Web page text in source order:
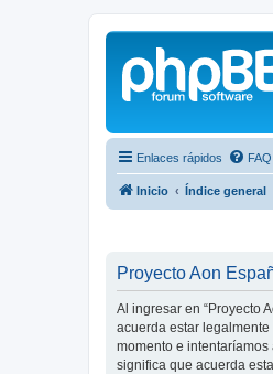
Enlaces rápidos FAQ
Inicio Índice general
Proyecto Aon
Al ingresar en “Proyecto
acuerda estar
momento e
significa que acuerda